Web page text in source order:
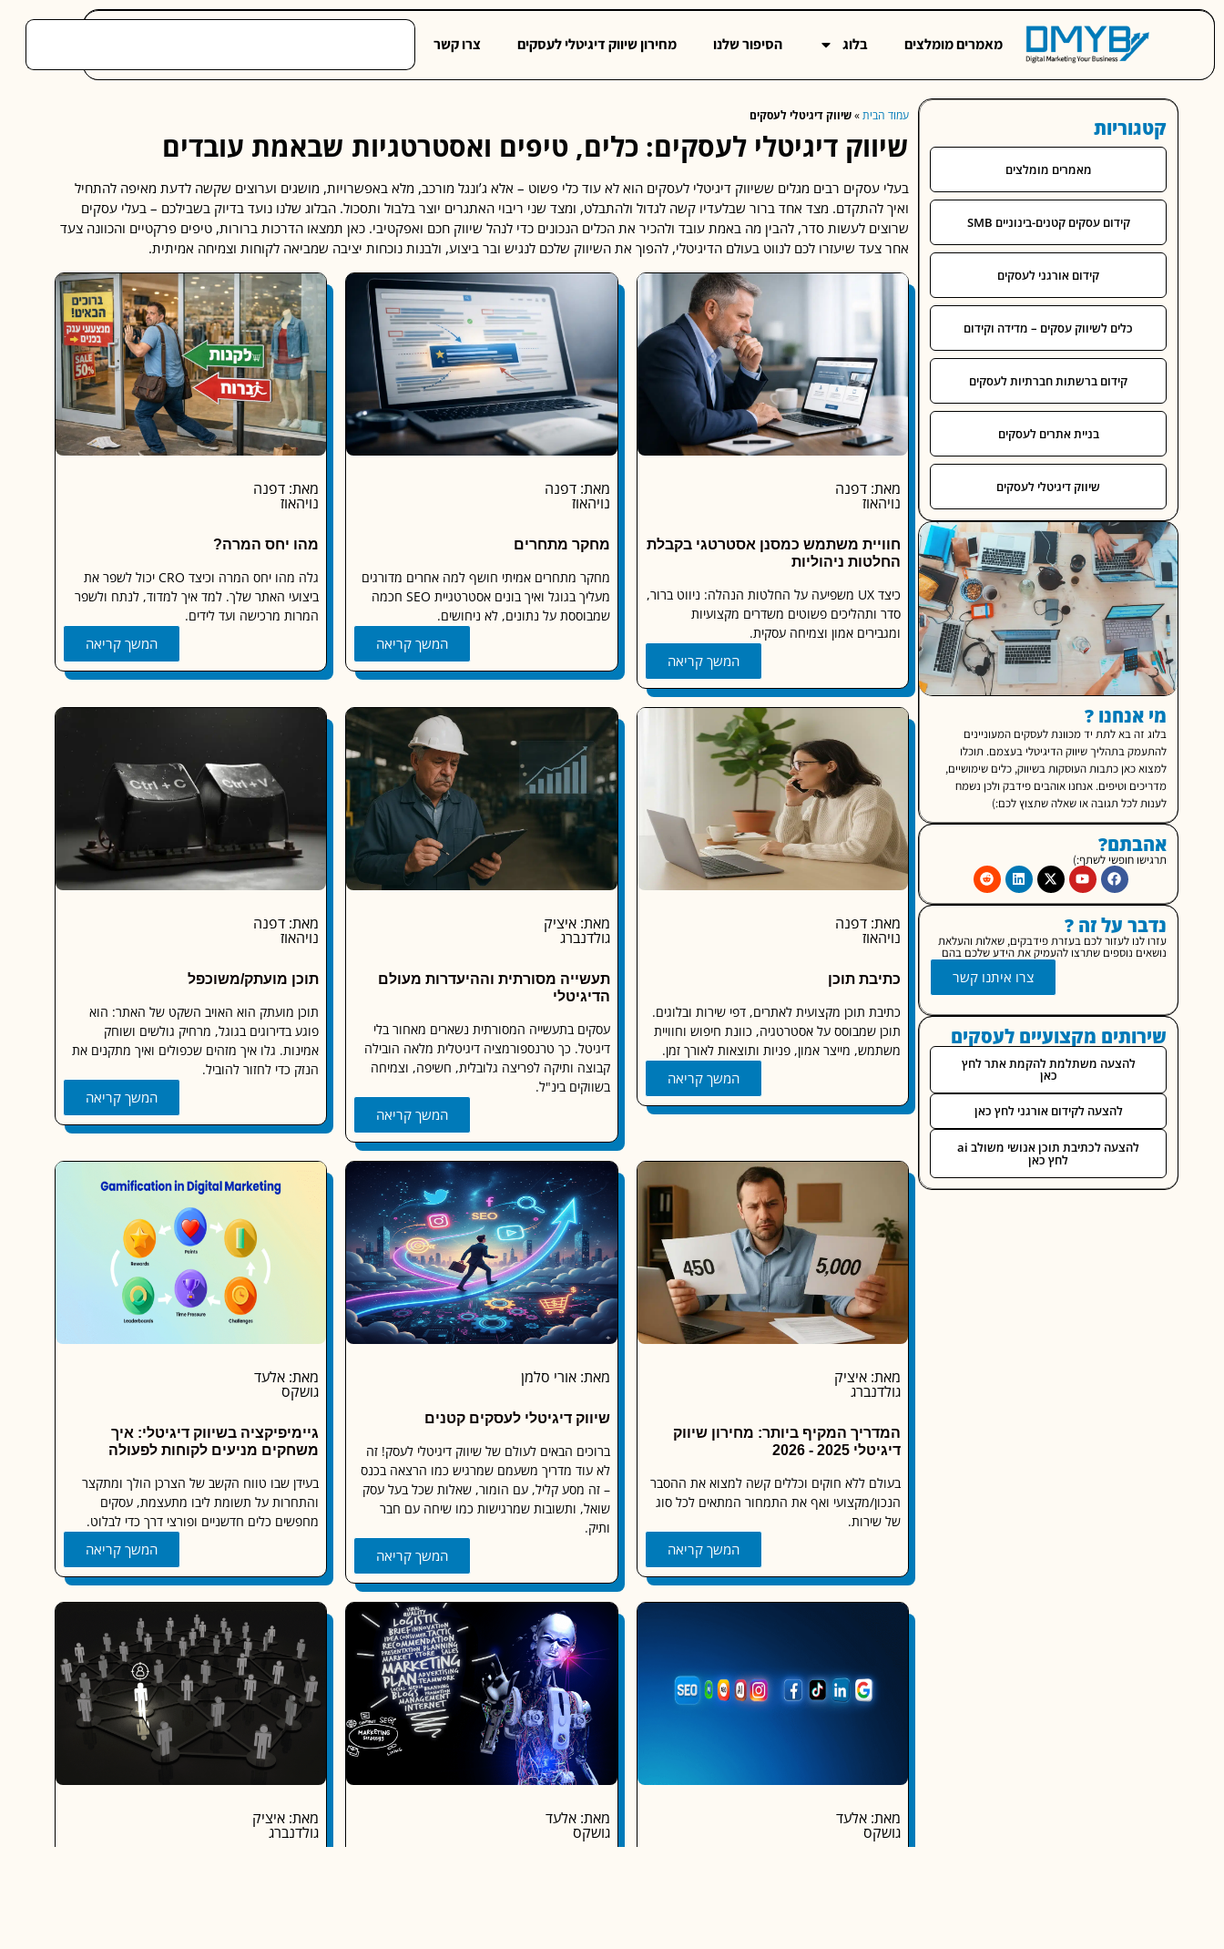
מאמרים מומלצים בלוג הסיפור שלנו מחירון שיווק דיגיטלי לעסקים צרו קשר
קטגוריות
מאמרים מומלצים
קידום עסקים קטנים-בינוניים SMB
קידום אורגני לעסקים
כלים לשיווק עסקים – מדידה וקידום
קידום ברשתות חברתיות לעסקים
בניית אתרים לעסקים
שיווק דיגיטלי לעסקים
מי אנחנו ?
בלוג זה בא לתת יד מכוונת לעסקים המעוניינים
להתעמק בתהליך שיווק הדיגיטלי בעצמם. תוכלו
למצוא כאן כתבות העוסקות בשיווק, כלים שימושיים,
מדריכים וטיפים. אנחנו אוהבים פידבק ולכן נשמח
לענות לכל תגובה או שאלה שתצוץ לכם:)
אהבתם?
תרגישו חופשי לשתף:)
נדבר על זה ?
עזרו לנו לעזור לכם בעזרת פידבקים, שאלות והעלאת
נושאים נוספים שתרצו להעמיק את הידע שלכם בהם
צרו איתנו קשר
שירותים מקצועיים לעסקים
להצעה משתלמת להקמת אתר לחץ
כאן
להצעה לקידום אורגני לחץ כאן
להצעה לכתיבת תוכן אנושי משולב ai
לחץ כאן
עמוד הבית»שיווק דיגיטלי לעסקים
שיווק דיגיטלי לעסקים: כלים, טיפים ואסטרטגיות שבאמת עובדים
בעלי עסקים רבים מגלים ששיווק דיגיטלי לעסקים הוא לא עוד כלי פשוט – אלא ג’ונגל מורכב, מלא באפשרויות, מושגים וערוצים שקשה לדעת מאיפה להתחיל
ואיך להתקדם. מצד אחד ברור שבלעדיו קשה לגדול ולהתבלט, ומצד שני ריבוי האתגרים יוצר בלבול ותסכול. הבלוג שלנו נועד בדיוק בשבילכם – בעלי עסקים
שרוצים לעשות סדר, להבין מה באמת עובד ולהכיר את הכלים הנכונים כדי לנהל שיווק חכם ואפקטיבי. כאן תמצאו הדרכות ברורות, טיפים פרקטיים והכוונה צעד
אחר צעד שיעזרו לכם לנווט בעולם הדיגיטלי, להפוך את השיווק שלכם לנגיש ובר ביצוע, ולבנות נוכחות יציבה שמביאה לקוחות וצמיחה אמיתית.
חוויית משתמש כמסנן אסטרטגי בקבלת
החלטות ניהוליות
מאת: דפנה
נויהאוז
המשך קריאה
כיצד UX משפיעה על החלטות הנהלה: ניווט ברור,
סדר ותהליכים פשוטים משדרים מקצועיות
ומגבירים אמון וצמיחה עסקית.
מחקר מתחרים
מאת: דפנה
נויהאוז
המשך קריאה
מחקר מתחרים אמיתי חושף למה אחרים מדורגים
מעליך בגוגל ואיך בונים אסטרטגיית SEO חכמה
שמבוססת על נתונים, לא ניחושים.
מהו יחס המרה?
מאת: דפנה
נויהאוז
המשך קריאה
גלה מהו יחס המרה וכיצד CRO יכול לשפר את
ביצועי האתר שלך. למד איך למדוד, לנתח ולשפר
המרות מרכישה ועד לידים.
כתיבת תוכן
מאת: דפנה
נויהאוז
המשך קריאה
כתיבת תוכן מקצועית לאתרים, דפי שירות ובלוגים.
תוכן שמבוסס על אסטרטגיה, כוונת חיפוש וחוויית
משתמש, מייצר אמון, פניות ותוצאות לאורך זמן.
תעשייה מסורתית וההיעדרות מעולם
הדיגיטלי
מאת: איציק
גולדנברג
המשך קריאה
עסקים בתעשייה המסורתית נשארים מאחור בלי
דיגיטל. כך טרנספורמציה דיגיטלית מלאה הובילה
קבוצה ותיקה לפריצה גלובלית, חשיפה, וצמיחה
בשווקים בינ"ל.
תוכן מועתק/משוכפל
מאת: דפנה
נויהאוז
המשך קריאה
תוכן מועתק הוא האויב השקט של האתר: הוא
פוגע בדירוגים בגוגל, מרחיק גולשים ושוחק
אמינות. גלו איך מזהים שכפולים ואיך מתקנים את
הנזק כדי לחזור להוביל.
המדריך המקיף ביותר: מחירון שיווק
דיגיטלי 2025 - 2026
מאת: איציק
גולדנברג
המשך קריאה
בעולם ללא חוקים וכללים קשה למצוא את ההסבר
הנכון/מקצועי ואף את התמחור המתאים לכל סוג
של שירות.
שיווק דיגיטלי לעסקים קטנים
מאת: אורי סלמן
המשך קריאה
ברוכים הבאים לעולם של שיווק דיגיטלי לעסק! זה
לא עוד מדריך משעמם שמרגיש כמו הרצאה בכנס
– זה מסע קליל, עם הומור, שאלות שכל בעל עסק
שואל, ותשובות שמרגישות כמו שיחה עם חבר
ותיק.
גיימיפיקציה בשיווק דיגיטלי: איך
משחקים מניעים לקוחות לפעולה
מאת: אלעד
גושקס
המשך קריאה
בעידן שבו טווח הקשב של הצרכן הולך ומתקצר
והתחרות על תשומת ליבו מתעצמת, עסקים
מחפשים כלים חדשניים ופורצי דרך כדי לבלוט.
מאת: אלעד
גושקס
מאת: אלעד
גושקס
מאת: איציק
גולדנברג